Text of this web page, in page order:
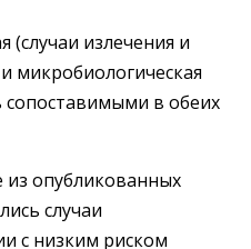
(случаи излечения и
микробиологическая
сопоставимыми в обеих
из опубликованных
случаи
с низким риском